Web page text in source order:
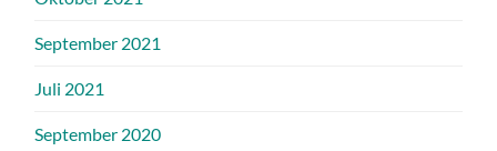
September 2021
Juli 2021
September 2020